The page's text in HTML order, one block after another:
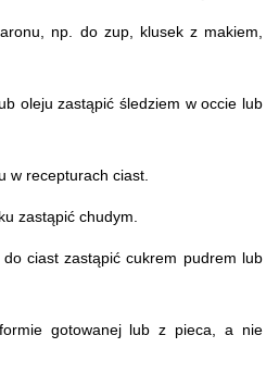
np. do zup, klusek z makiem,
oleju zastąpić śledziem w occie lub
w recepturach ciast.
zastąpić chudym.
ciast zastąpić cukrem pudrem lub
gotowanej lub z pieca, a nie